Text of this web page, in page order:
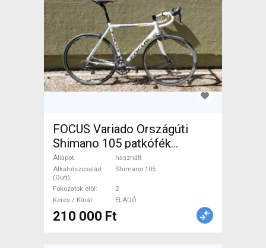
FOCUS Variado Országúti
Shimano 105 patkófék
használt ELADÓ
Állapot
használt
Alkatrészcsalád
(Outi)
Shimano 105
Fokozatok elöl
2
Keres / Kínál
ELADÓ
210 000 Ft